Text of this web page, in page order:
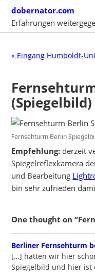
content
dobernator.com
Erfahrungen
CONTENT
« Eingang Humboldt-
(Spiegelbild)
Fernsehturm Berlin
Empfehlung: derzeit
Spiegelreflexkamera
und Bearbeitung
bin sehr zufrieden
One thought on
Berliner Fernsehturm
[…] hatten wir hier
Spiegelbild und hier ist